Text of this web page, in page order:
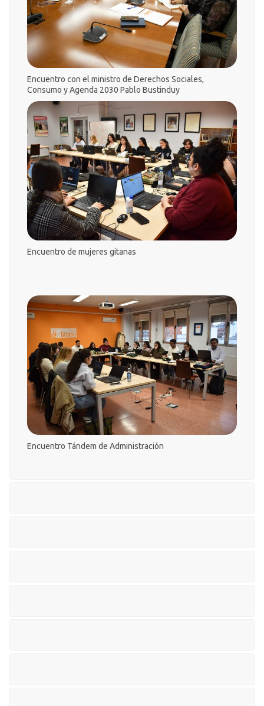
Encuentro con el ministro de Derechos Sociales,
Consumo y Agenda 2030 Pablo Bustinduy
Encuentro de mujeres gitanas
Encuentro Tándem de Administración